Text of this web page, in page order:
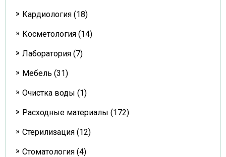
Кардиология (18)
Косметология (14)
Лаборатория (7)
Мебель (31)
Очистка воды (1)
Расходные материалы (172)
Стерилизация (12)
Стоматология (4)